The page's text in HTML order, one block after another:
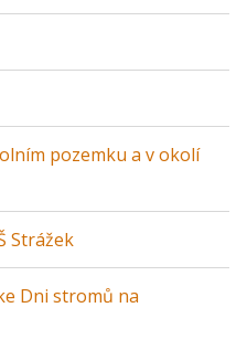
pozemku a v okolí
Strážek
Dni stromů na